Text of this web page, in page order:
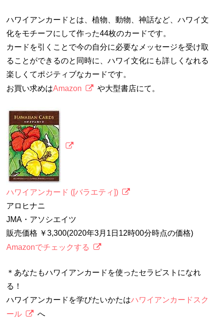
ハワイアンカードとは、植物、動物、神話など、ハワイ文
化をモチーフにして作った44枚のカードです。
カードを引くことで今の自分に必要なメッセージを受け取
ることができるのと同時に、ハワイ文化にも詳しくなれる
楽しくてポジティブなカードです。
お買い求めはAmazon や大型書店にて。
ハワイアンカード ([バラエティ])
アロヒナニ
JMA・アソシエイツ
販売価格 ￥3,300(2020年3月1日12時00分時点の価格)
Amazonでチェックする
＊あなたもハワイアンカードを使ったセラピストになれ
る！
ハワイアンカードを学びたいかたはハワイアンカードスク
ール
へ